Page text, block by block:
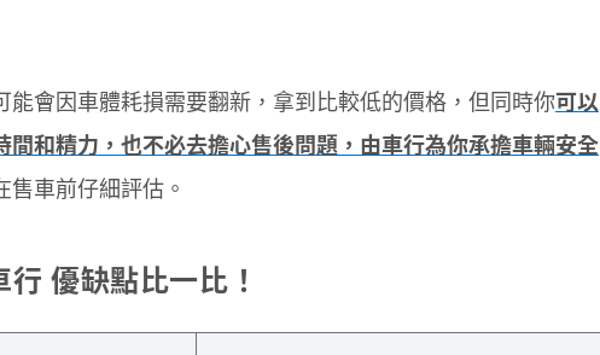
能會因車體耗損需要翻新，拿到比較低的價格，但同時你可以
間和精力，也不必去擔心售後問題，由車行為你承擔車輛安全
售車前仔細評估。
優缺點比一比！